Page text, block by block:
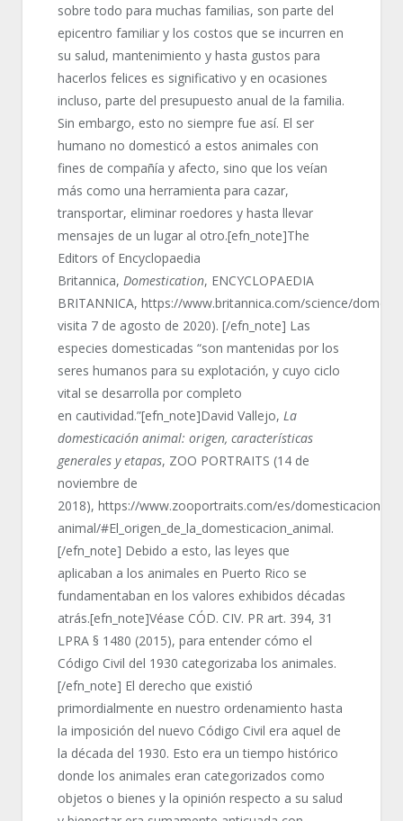
sobre todo para muchas familias, son parte del
epicentro familiar y los costos que se incurren en
su salud, mantenimiento y hasta gustos para
hacerlos felices es significativo y en ocasiones
incluso, parte del presupuesto anual de la familia.
Sin embargo, esto no siempre fue así. El ser
humano no domesticó a estos animales con
fines de compañía y afecto, sino que los veían
más como una herramienta para cazar,
transportar, eliminar roedores y hasta llevar
mensajes de un lugar al otro.[efn_note]The
Editors of Encyclopaedia
Britannica, Domestication, ENCYCLOPAEDIA
BRITANNICA, https://www.britannica.com/science/
visita 7 de agosto de 2020). [/efn_note] Las
especies domesticadas “son mantenidas por los
seres humanos para su explotación, y cuyo ciclo
vital se desarrolla por completo
en cautividad.”[efn_note]David Vallejo, La
domesticación animal: origen, características
generales y etapas, ZOO PORTRAITS (14 de
noviembre de
2018), https://www.zooportraits.com/es/domesticacion-
animal/#El_origen_de_la_domesticacion_animal.
[/efn_note] Debido a esto, las leyes que
aplicaban a los animales en Puerto Rico se
fundamentaban en los valores exhibidos décadas
atrás.[efn_note]Véase CÓD. CIV. PR art. 394, 31
LPRA § 1480 (2015), para entender cómo el
Código Civil del 1930 categorizaba los animales.
[/efn_note] El derecho que existió
primordialmente en nuestro ordenamiento hasta
la imposición del nuevo Código Civil era aquel de
la década del 1930. Esto era un tiempo histórico
donde los animales eran categorizados como
objetos o bienes y la opinión respecto a su salud